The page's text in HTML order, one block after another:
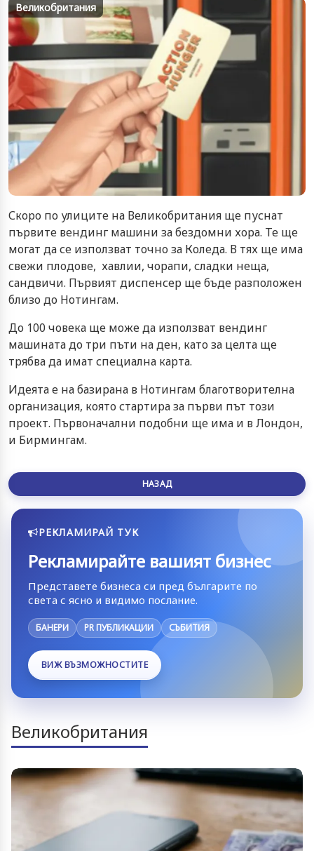
Великобритания
Скоро по улиците на Великобритания ще пуснат
първите вендинг машини за бездомни хора. Те ще
могат да се използват точно за Коледа. В тях ще има
свежи плодове, хавлии, чорапи, сладки неща,
сандвичи. Първият диспенсер ще бъде разположен
близо до Нотингам.
До 100 човека ще може да използват вендинг
машината до три пъти на ден, като за целта ще
трябва да имат специална карта.
Идеята е на базирана в Нотингам благотворителна
организация, която стартира за първи път този
проект. Първоначални подобни ще има и в Лондон,
и Бирмингам.
НАЗАД
РЕКЛАМИРАЙ ТУК
Рекламирайте вашият бизнес
Представете бизнеса си пред българите по
света с ясно и видимо послание.
БАНЕРИ PR ПУБЛИКАЦИИ СЪБИТИЯ
ВИЖ ВЪЗМОЖНОСТИТЕ
Великобритания